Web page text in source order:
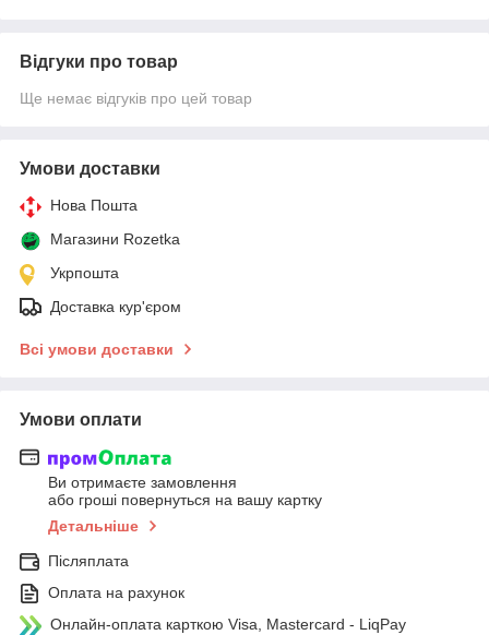
Відгуки про товар
Ще немає відгуків про цей товар
Умови доставки
Нова Пошта
Магазини Rozetka
Укрпошта
Доставка кур'єром
Всі умови доставки
Умови оплати
Ви отримаєте замовлення
або гроші повернуться на вашу картку
Детальніше
Післяплата
Оплата на рахунок
Онлайн-оплата карткою Visa, Mastercard - LiqPay